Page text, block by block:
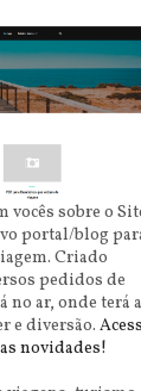
sobre o
portal/blog
Criado
pedidos de
no ar, onde terá
e diversão.
novidades!